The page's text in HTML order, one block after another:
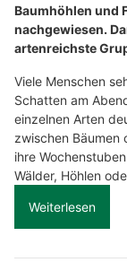
Baumhöhlen und
nachgewiesen.
artenreichste
Viele Menschen
Schatten am
einzelnen Arten
zwischen Bäumen
ihre
Wälder, Höhlen
Weiterlesen